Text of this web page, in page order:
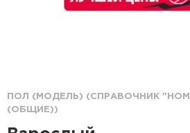
ПОЛ (МОДЕЛЬ) (СПРАВОЧНИК
(ОБЩИЕ))